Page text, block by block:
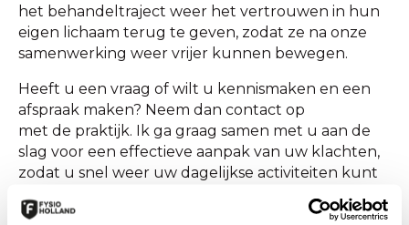
het behandeltraject weer het vertrouwen in hun
eigen lichaam terug te geven, zodat ze na onze
samenwerking weer vrijer kunnen bewegen.
Heeft u een vraag of wilt u kennismaken en een
afspraak maken? Neem dan contact op
met de praktijk. Ik ga graag samen met u aan de
slag voor een effectieve aanpak van uw klachten,
zodat u snel weer uw dagelijkse activiteiten kunt